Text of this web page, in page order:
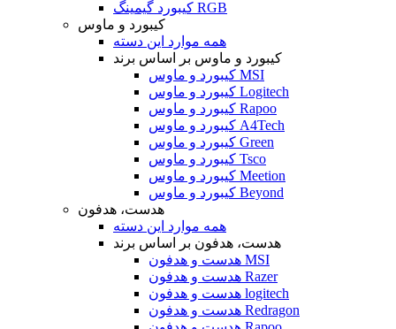
کیبورد گیمینگ RGB
کیبورد و ماوس
همه موارد این دسته
کیبورد و ماوس بر اساس برند
کیبورد و ماوس MSI
کیبورد و ماوس Logitech
کیبورد و ماوس Rapoo
کیبورد و ماوس A4Tech
کیبورد و ماوس Green
کیبورد و ماوس Tsco
کیبورد و ماوس Meetion
کیبورد و ماوس Beyond
هدست، هدفون
همه موارد این دسته
هدست، هدفون بر اساس برند
هدست و هدفون MSI
هدست و هدفون Razer
هدست و هدفون logitech
هدست و هدفون Redragon